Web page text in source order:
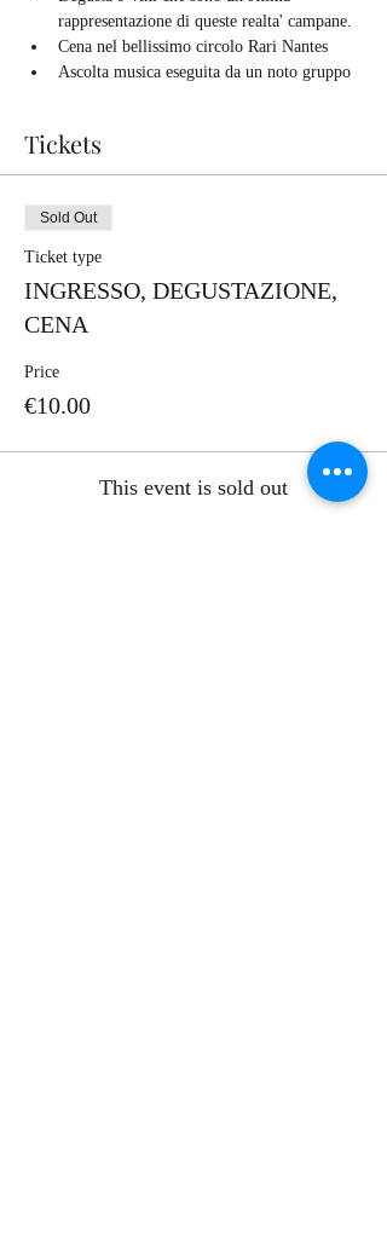
rappresentazione di queste realta' campane.
Cena nel bellissimo circolo Rari Nantes
Ascolta musica eseguita da un noto gruppo
Tickets
Sold Out
Ticket type
INGRESSO, DEGUSTAZIONE,
CENA
Price
€10.00
This event is sold out